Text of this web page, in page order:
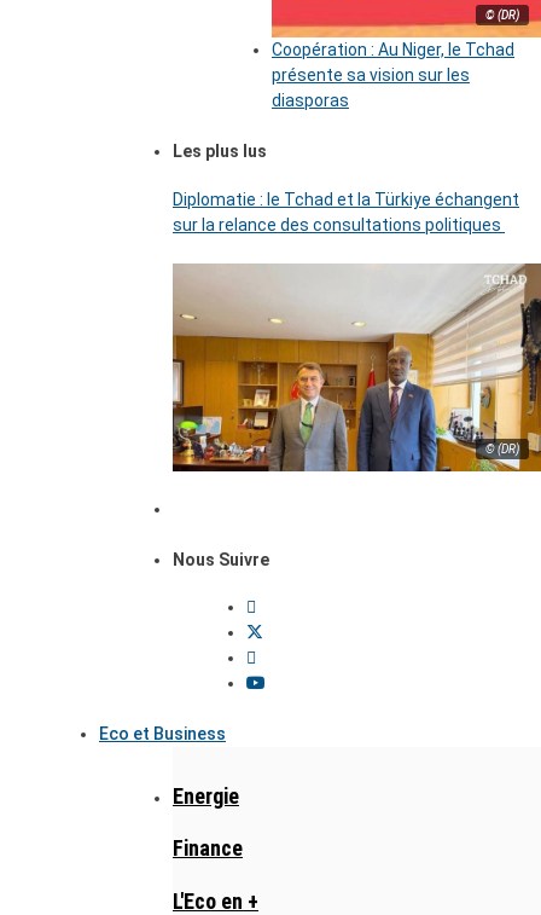
© (DR)
Coopération : Au Niger, le Tchad
présente sa vision sur les
diasporas
Les plus lus
Diplomatie : le Tchad et la Türkiye échangent
sur la relance des consultations politiques
© (DR)
Nous Suivre
Eco et Business
Energie
Finance
L'Eco en +